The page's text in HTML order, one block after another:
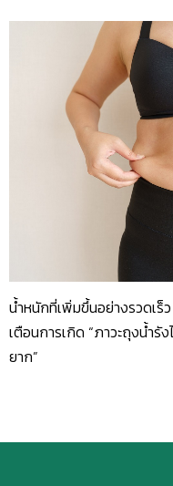
น้ำหนักที่เพิ่มขึ้นอย่างรวดเ
เตือนการเกิด “ภาวะถุงน้ำรั
ยาก”